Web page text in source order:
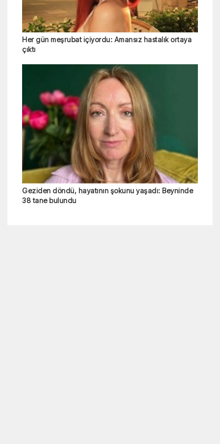
Her gün meşrubat içiyordu: Amansız hastalık ortaya
çıktı
Geziden döndü, hayatının şokunu yaşadı: Beyninde
38 tane bulundu